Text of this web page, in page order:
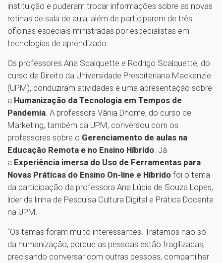
instituição e puderam trocar informações sobre as novas
rotinas de sala de aula, além de participarem de três
oficinas especiais ministradas por especialistas em
tecnologias de aprendizado.
Os professores Ana Scalquette e Rodrigo Scalquette, do
curso de Direito da Universidade Presbiteriana Mackenzie
(UPM), conduziram atividades e uma apresentação sobre
a Humanização da Tecnologia em Tempos de
Pandemia . A professora Vânia Dhome, do curso de
Marketing, também da UPM, conversou com os
professores sobre o Gerenciamento de aulas na
Educação Remota e no Ensino Híbrido . Já
a Experiência imersa do Uso de Ferramentas para
Novas Práticas do Ensino On-line e Híbrido foi o tema
da participação da professora Ana Lúcia de Souza Lopes,
líder da linha de Pesquisa Cultura Digital e Prática Docente
na UPM.
“Os temas foram muito interessantes. Tratamos não só
da humanização, porque as pessoas estão fragilizadas,
precisando conversar com outras pessoas, compartilhar